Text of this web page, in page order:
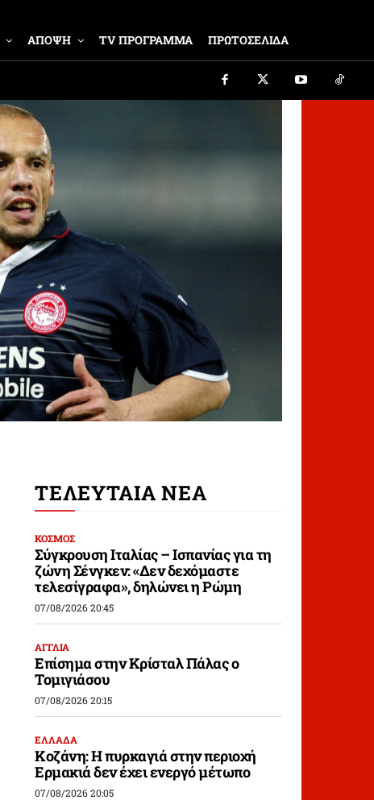
ΑΠΟΨΗ TV ΠΡΟΓΡΑΜΜΑ ΠΡΩΤΟΣΕΛΙΔΑ
ΤΕΛΕΥΤΑΙΑ ΝΕΑ
ΚΟΣΜΟΣ
Σύγκρουση Ιταλίας – Ισπανίας για τη
ζώνη Σένγκεν: «Δεν δεχόμαστε
τελεσίγραφα», δηλώνει η Ρώμη
07/08/2026 20:45
ΑΓΓΛΙΑ
Επίσημα στην Κρίσταλ Πάλας ο
Τομιγιάσου
07/08/2026 20:15
ΕΛΛΑΔΑ
Κοζάνη: Η πυρκαγιά στην περιοχή
Ερμακιά δεν έχει ενεργό μέτωπο
07/08/2026 20:05